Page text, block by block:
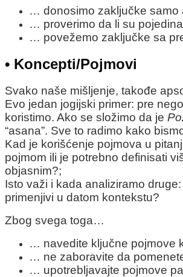
… donosimo zaključke samo
… proverimo da li su
… povežemo zaključke sa
• Koncepti/Pojmovi
Svako naše mišljenje, takođe
Evo jedan jogijski primer: pre
koristimo. Ako se složimo da je
“asana”. Sve to radimo kako
Kad je korišćenje pojmova u
pojmom ili je potrebno definisati
objasnim?;
Isto važi i kada analiziramo
primenjivi u datom kontekstu?
Zbog svega toga…
… navedite ključne pojmove
… ne zaboravite da
… upotrebljavajte pojmove